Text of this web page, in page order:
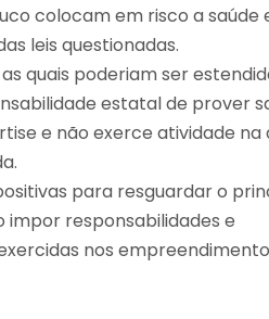
colocam em risco a saúde
leis questionadas.
quais poderiam ser
estatal de prover
e não exerce atividade na
para resguardar o
impor responsabilidades e
nos